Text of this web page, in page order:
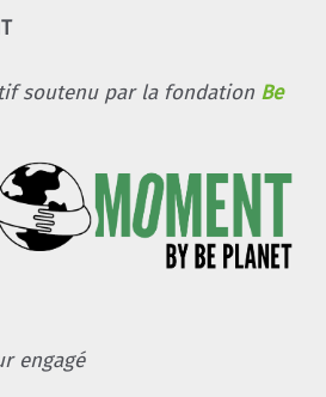
soutenu par la fondation Be
engagé